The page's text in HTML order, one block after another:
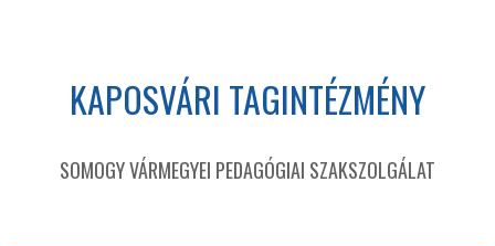
KAPOSVÁRI TAGINTÉZMÉNY
SOMOGY VÁRMEGYEI PEDAGÓGIAI SZAKSZOLGÁLAT